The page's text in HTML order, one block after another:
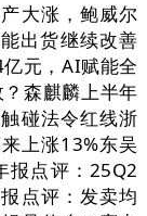
大涨，鲍威尔
出货继续改善
元，AI赋能全
森麒麟上半年
碰法令红线浙
上涨13%东吴
报点评：25Q2
点评：发卖均